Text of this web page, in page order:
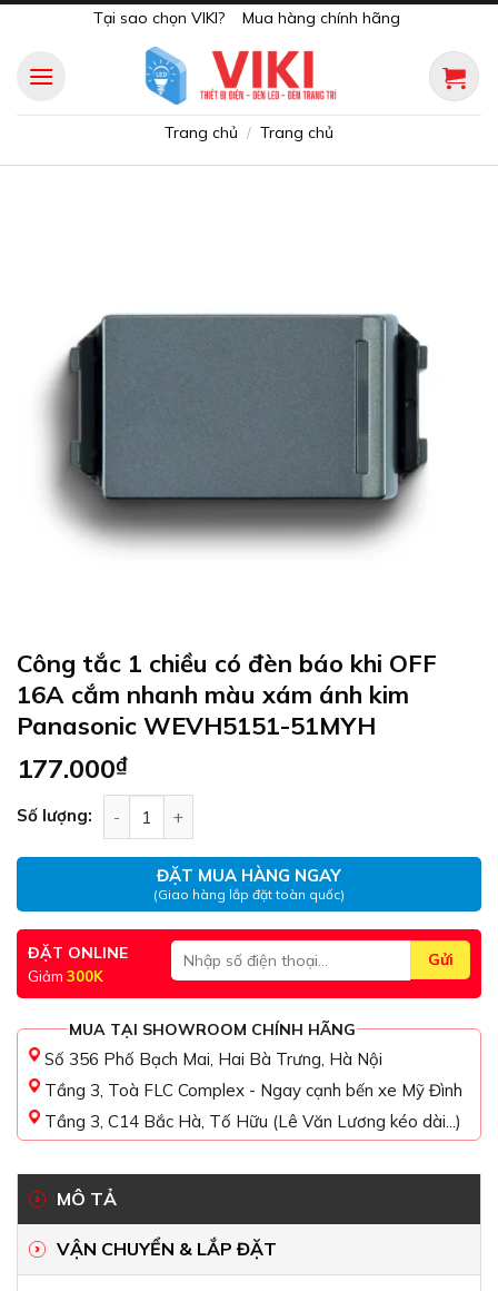
content
Tại sao chọn VIKI? Mua hàng chính hãng
Trang chủ / Trang chủ
Công tắc 1 chiều có đèn báo khi OFF
16A cắm nhanh màu xám ánh kim
Panasonic WEVH5151-51MYH
177.000₫
Số lượng:
ĐẶT MUA HÀNG NGAY
(Giao hàng lắp đặt toàn quốc)
ĐẶT ONLINE
Giảm 300K
MUA TẠI SHOWROOM CHÍNH HÃNG
Số 356 Phố Bạch Mai, Hai Bà Trưng, Hà Nội
Tầng 3, Toà FLC Complex - Ngay cạnh bến xe Mỹ Đình
Tầng 3, C14 Bắc Hà, Tố Hữu (Lê Văn Lương kéo dài...)
MÔ TẢ
VẬN CHUYỂN & LẮP ĐẶT